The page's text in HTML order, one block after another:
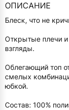
ОПИСАНИЕ
Блеск, что не
Открытые плечи
взгляды.
Облегающий топ
смелых
юбкой.
Состав: 100%